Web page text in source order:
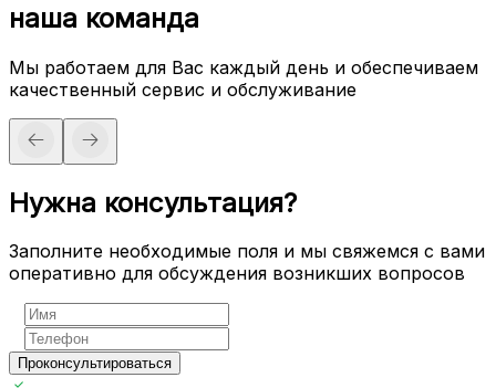
наша команда
Мы работаем для Вас каждый день и обеспечиваем
качественный сервис и обслуживание
Нужна консультация?
Заполните необходимые поля и мы свяжемся с вами
оперативно для обсуждения возникших вопросов
Проконсультироваться